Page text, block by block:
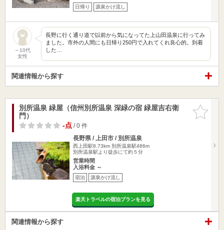
日帰り 源泉かけ流し
～10代
女性
長野に行く通り道で以前から気になってた上山田温泉に行ってみ
ました。市外の人間にも日帰り250円で入れてくれ良心的。到着
した…
関連情報から探す
お気に入
りに追加
別所温泉 緑屋（信州別所温泉 深緑の宿 緑屋吉右衛
門）
-点/ 0 件
長野県 / 上田市 / 別所温泉
西上田駅8.73km 別所温泉駅486m
別所温泉駅より徒歩にて約５分
営業時間
入浴料金 ～
宿泊 源泉かけ流し
楽天トラベルの宿泊プランを見る
関連情報から探す